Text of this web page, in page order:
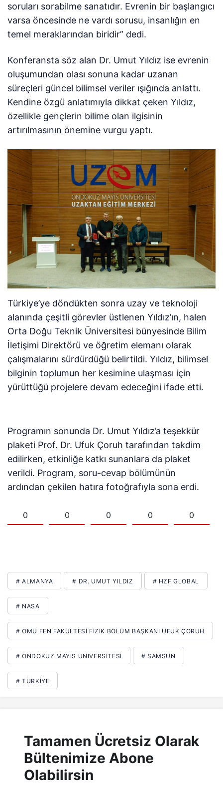
soruları sorabilme sanatıdır. Evrenin bir başlangıcı
varsa öncesinde ne vardı sorusu, insanlığın en
temel meraklarından biridir” dedi.
Konferansta söz alan Dr. Umut Yıldız ise evrenin
oluşumundan olası sonuna kadar uzanan
süreçleri güncel bilimsel veriler ışığında anlattı.
Kendine özgü anlatımıyla dikkat çeken Yıldız,
özellikle gençlerin bilime olan ilgisinin
artırılmasının önemine vurgu yaptı.
Türkiye’ye döndükten sonra uzay ve teknoloji
alanında çeşitli görevler üstlenen Yıldız’ın, halen
Orta Doğu Teknik Üniversitesi bünyesinde Bilim
İletişimi Direktörü ve öğretim elemanı olarak
çalışmalarını sürdürdüğü belirtildi. Yıldız, bilimsel
bilginin toplumun her kesimine ulaşması için
yürüttüğü projelere devam edeceğini ifade etti.
Programın sonunda Dr. Umut Yıldız’a teşekkür
plaketi Prof. Dr. Ufuk Çoruh tarafından takdim
edilirken, etkinliğe katkı sunanlara da plaket
verildi. Program, soru-cevap bölümünün
ardından çekilen hatıra fotoğrafıyla sona erdi.
0 0 0 0 0
# ALMANYA # DR. UMUT YILDIZ # HZF GLOBAL
# NASA
# OMÜ FEN FAKÜLTESI FIZIK BÖLÜM BAŞKANI UFUK ÇORUH
# ONDOKUZ MAYIS ÜNİVERSİTESİ # SAMSUN
# TÜRKIYE
Tamamen Ücretsiz Olarak
Bültenimize Abone
Olabilirsin